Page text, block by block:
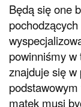
Będą się one
powinniśmy
znajduje się
matek musi